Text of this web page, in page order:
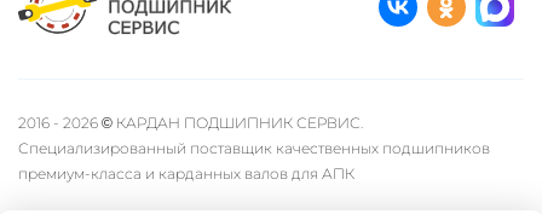
2016 - 2026 © КАРДАН ПОДШИПНИК СЕРВИС.
Специализированный поставщик качественных подшипников
премиум-класса и карданных валов для АПК